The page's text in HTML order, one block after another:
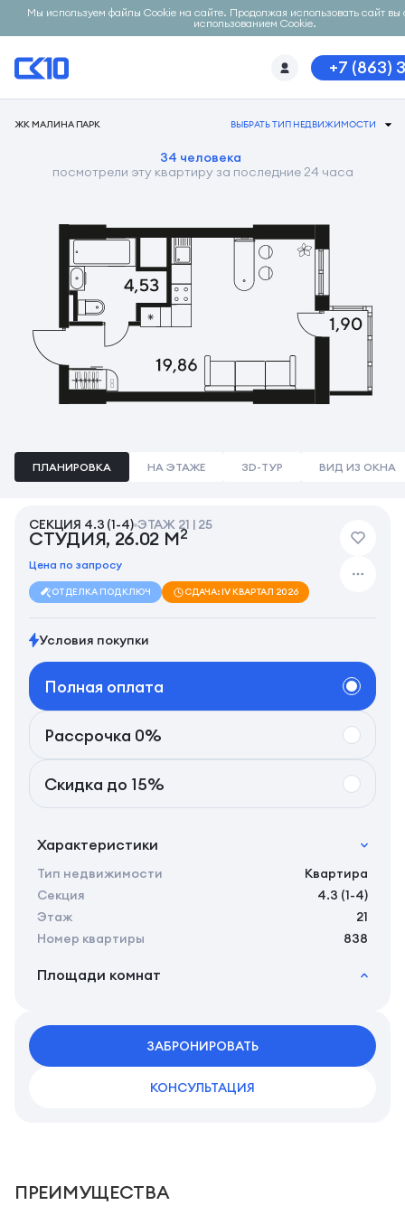
Мы используем файлы Cookie на сайте. Продолжая использовать сайт вы
использованием Cookie.
+7 (863)
ЖК МАЛИНА ПАРК ВЫБРАТЬ ТИП НЕДВИЖИМОСТИ
34 человека
посмотрели эту квартиру за последние 24 часа
ПЛАНИРОВКА НА ЭТАЖЕ 3D-ТУР ВИД ИЗ ОКНА
СЕКЦИЯ 4.3 (1-4) ЭТАЖ 21 | 25
СТУДИЯ, 26.02 М2
Цена по запросу
ОТДЕЛКА ПОД КЛЮЧ СДАЧА: IV КВАРТАЛ 2026
Условия покупки
Полная оплата
Рассрочка 0%
Скидка до 15%
Характеристики
Тип недвижимости
Квартира
Секция
4.3 (1-4)
Этаж
21
Номер квартиры
838
Площади комнат
Жилая площадь 24.12 м
ЗАБРОНИРОВАТЬ
КОНСУЛЬТАЦИЯ
ПРЕИМУЩЕСТВА